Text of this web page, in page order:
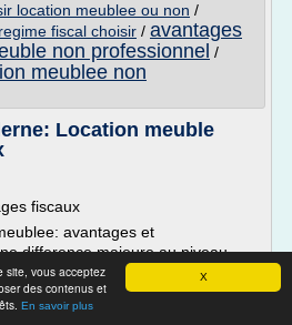
X
site, vous acceptez
des contenus et
En savoir plus
location meublee ou non /
fiscal choisir / avantages
non professionnel /
meublee non
Location meuble
fiscaux
avantages et
difference majeure au niveau
et les locations. 11 Juin 2013
pour la location meublee plutot
y trouverez aussi des avantages